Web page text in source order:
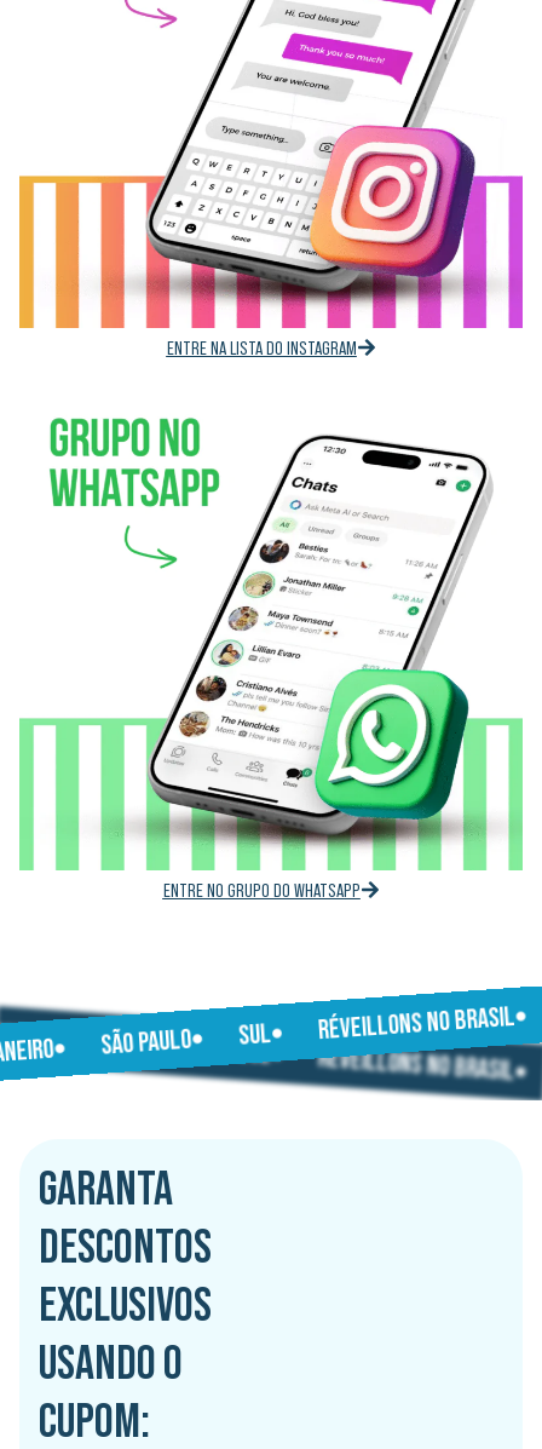
ENTRE NA LISTA DO INSTAGRAM
ENTRE NO GRUPO DO WHATSAPP
SÃO PAULO SUL RÉVEILLONS NO BRASIL
SÃO PAULO SUL RÉVEILLONS NO BRASIL
GARANTA
DESCONTOS
EXCLUSIVOS
USANDO O
CUPOM: